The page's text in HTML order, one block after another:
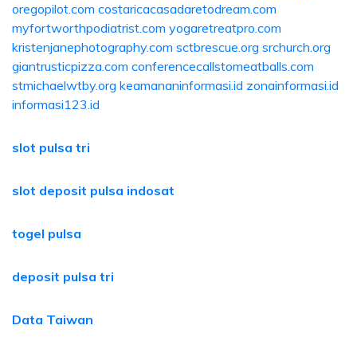
oregopilot.com costaricacasadaretodream.com
myfortworthpodiatrist.com yogaretreatpro.com
kristenjanephotography.com sctbrescue.org srchurch.org
giantrusticpizza.com conferencecallstomeatballs.com
stmichaelwtby.org keamananinformasi.id zonainformasi.id
informasi123.id
slot pulsa tri
slot deposit pulsa indosat
togel pulsa
deposit pulsa tri
Data Taiwan